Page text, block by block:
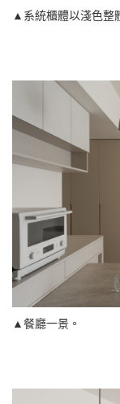
▲系統櫃體以淺色整
▲餐廳一景。